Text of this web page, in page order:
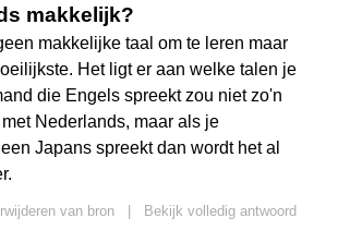
makkelijk?
makkelijke taal om te leren maar
Het ligt er aan welke talen je
die Engels spreekt zou niet zo'n
Nederlands, maar als je
Japans spreekt dan wordt het al
van bron
Bekijk volledig antwoord